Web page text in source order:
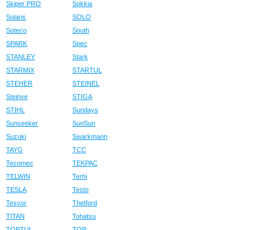
Skiper PRO
Sokkia
Solaris
SOLO
Soteco
South
SPARK
Spec
STANLEY
Stark
STARMIX
STARTUL
STEHER
STEINEL
Steinve
STIGA
STIHL
Sundays
Sunseeker
SunSun
Suzuki
Swarkmann
TAYG
TCC
Tecomec
TEKPAC
TELWIN
Terhi
TESLA
Testo
Tesvor
Thetford
TITAN
Tohatsu